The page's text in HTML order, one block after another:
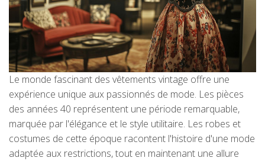
Le monde fascinant des vêtements vintage offre une
expérience unique aux passionnés de mode. Les pièces
des années 40 représentent une période remarquable,
marquée par l'élégance et le style utilitaire. Les robes et
costumes de cette époque racontent l'histoire d'une mode
adaptée aux restrictions, tout en maintenant une allure